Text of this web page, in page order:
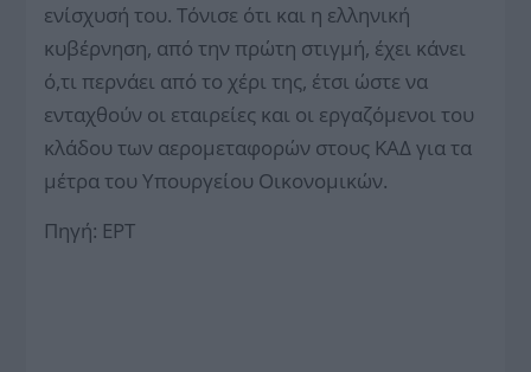
ενίσχυσή του. Τόνισε ότι και η ελληνική
κυβέρνηση, από την πρώτη στιγμή, έχει κάνει
ό,τι περνάει από το χέρι της, έτσι ώστε να
ενταχθούν οι εταιρείες και οι εργαζόμενοι του
κλάδου των αερομεταφορών στους ΚΑΔ για τα
μέτρα του Υπουργείου Οικονομικών.
Πηγή: ΕΡΤ